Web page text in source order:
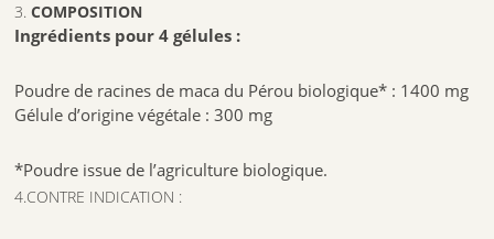
3.COMPOSITION
Ingrédients pour 4 gélules :
Poudre de racines de maca du Pérou biologique* : 1400 mg
Gélule d’origine végétale : 300 mg
*Poudre issue de l’agriculture biologique.
4.CONTRE INDICATION :